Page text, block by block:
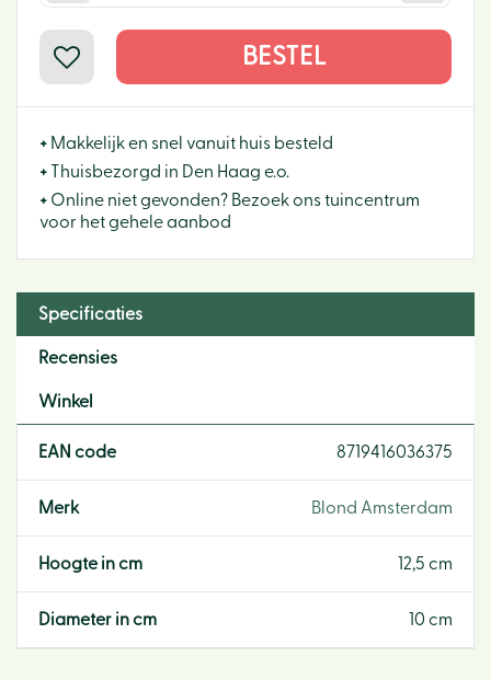
+ Makkelijk en snel vanuit huis besteld
+ Thuisbezorgd in Den Haag e.o.
+ Online niet gevonden? Bezoek ons tuincentrum
voor het gehele aanbod
Specificaties
Recensies
Winkel
EAN code 8719416036375
Merk Blond Amsterdam
Hoogte in cm 12,5 cm
Diameter in cm 10 cm